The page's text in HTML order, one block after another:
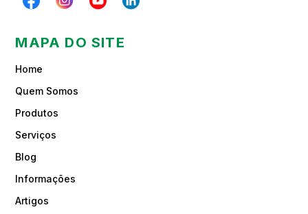
MAPA DO SITE
Home
Quem Somos
Produtos
Serviços
Blog
Informações
Artigos